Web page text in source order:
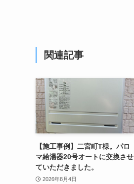
関連記事
【施工事例】二宮町T様。パロ
マ給湯器20号オートに交換させ
ていただきました。
2026年8月4日